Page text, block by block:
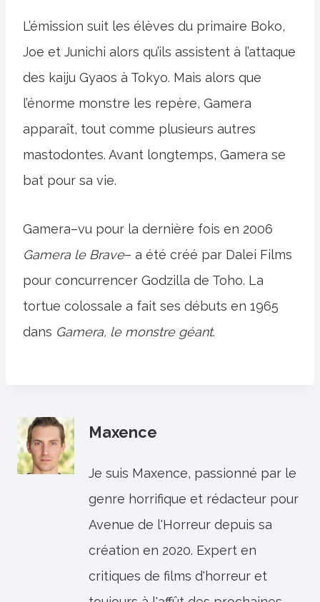
L’émission suit les élèves du primaire Boko,
Joe et Junichi alors qu’ils assistent à l’attaque
des kaiju Gyaos à Tokyo. Mais alors que
l’énorme monstre les repère, Gamera
apparaît, tout comme plusieurs autres
mastodontes. Avant longtemps, Gamera se
bat pour sa vie.
Gamera–vu pour la dernière fois en 2006
Gamera le Brave– a été créé par Dalei Films
pour concurrencer Godzilla de Toho. La
tortue colossale a fait ses débuts en 1965
dans Gamera, le monstre géant.
Maxence
Je suis Maxence, passionné par le
genre horrifique et rédacteur pour
Avenue de l'Horreur depuis sa
création en 2020. Expert en
critiques de films d'horreur et